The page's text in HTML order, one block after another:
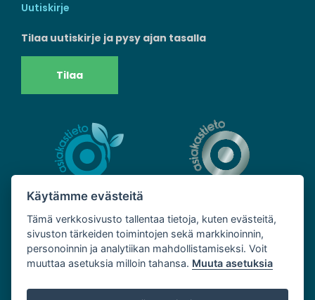
Uutiskirje
Tilaa uutiskirje ja pysy ajan tasalla
Tilaa
Käytämme evästeitä
Tämä verkkosivusto tallentaa tietoja, kuten evästeitä,
sivuston tärkeiden toimintojen sekä markkinoinnin,
personoinnin ja analytiikan mahdollistamiseksi. Voit
muuttaa asetuksia milloin tahansa. Muuta asetuksia